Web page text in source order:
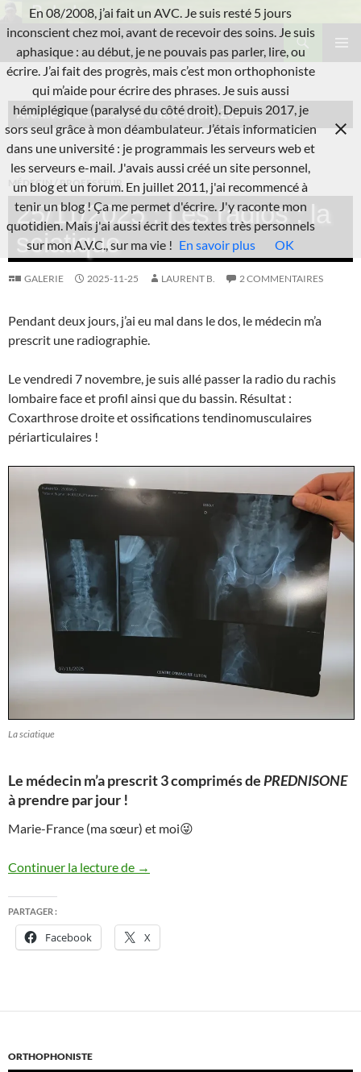
au
contenu
L'A.V.C.
Recherche
Archives mensuelles : novembre 2025
MÉDECIN / PROFESSEUR
25/11/2025 : Les radios : la
sciatique
GALERIE 2025-11-25 LAURENT B. 2 COMMENTAIRES
Pendant deux jours, j’ai eu mal dans le dos, le médecin m’a
prescrit une radiographie.
Le vendredi 7 novembre, je suis allé passer la radio du rachis
lombaire face et profil ainsi que du bassin. Résultat :
Coxarthrose droite et ossifications tendinomusculaires
périarticulaires !
La sciatique
Le médecin m’a prescrit 3 comprimés dePREDNISONE
à prendre par jour !
Marie-France (ma sœur) et moi😜
Continuer la lecture de 25/11/2025 : Les radios : la sciatique
→
PARTAGER :
Facebook X
ORTHOPHONISTE
En 08/2008, j’ai fait un AVC. Je suis resté 5 jours
inconscient chez moi, avant de recevoir des soins. Je suis
aphasique : au début, je ne pouvais pas parler, lire, ou
écrire. J’ai fait des progrès, mais c’est mon orthophoniste
qui m’aide pour écrire des phrases. Je suis aussi
hémiplégique (paralysé du côté droit). Depuis 2017, je
sors seul grâce à mon déambulateur. J’étais informaticien
dans une université : je programmais les serveurs web et
les serveurs e-mail. J'avais aussi créé un site personnel,
un blog et un forum. En juillet 2011, j'ai recommencé à
tenir un blog ! Ça me permet d'écrire. J'y raconte mon
quotidien. Mais j'ai aussi écrit des textes très personnels
sur mon A.V.C., sur ma vie ! En savoir plus OK